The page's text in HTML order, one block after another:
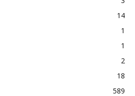
14
1
1
2
18
589